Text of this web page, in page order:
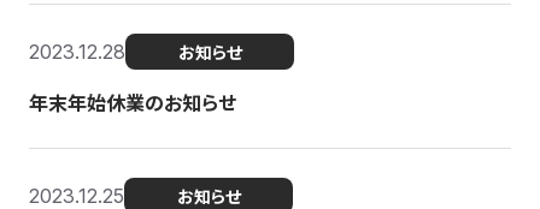
2023.12.28 お知らせ
年末年始休業のお知らせ
2023.12.25 お知らせ